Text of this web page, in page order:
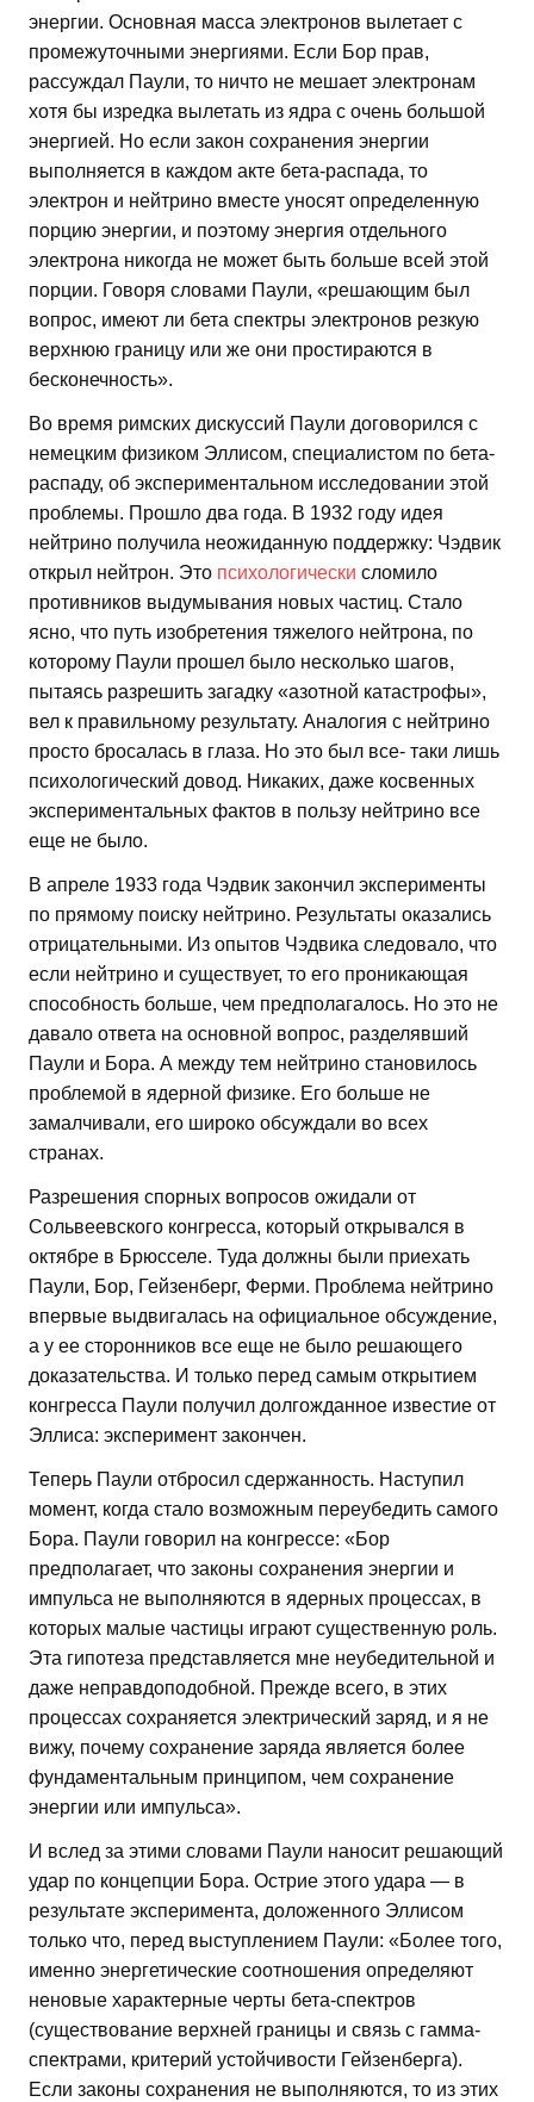
энергии. Основная масса электронов вылетает с
промежуточными энергиями. Если Бор прав,
рассуждал Паули, то ничто не мешает электронам
хотя бы изредка вылетать из ядра с очень большой
энергией. Но если закон сохранения энергии
выполняется в каждом акте бета-распада, то
электрон и нейтрино вместе уносят определенную
порцию энергии, и поэтому энергия отдельного
электрона никогда не может быть больше всей этой
порции. Говоря словами Паули, «решающим был
вопрос, имеют ли бета спектры электронов резкую
верхнюю границу или же они простираются в
бесконечность».
Во время римских дискуссий Паули договорился с
немецким физиком Эллисом, специалистом по бета-
распаду, об экспериментальном исследовании этой
проблемы. Прошло два года. В 1932 году идея
нейтрино получила неожиданную поддержку: Чэдвик
открыл нейтрон. Это психологически сломило
противников выдумывания новых частиц. Стало
ясно, что путь изобретения тяжелого нейтрона, по
которому Паули прошел было несколько шагов,
пытаясь разрешить загадку «азотной катастрофы»,
вел к правильному результату. Аналогия с нейтрино
просто бросалась в глаза. Но это был все- таки лишь
психологический довод. Никаких, даже косвенных
экспериментальных фактов в пользу нейтрино все
еще не было.
В апреле 1933 года Чэдвик закончил эксперименты
по прямому поиску нейтрино. Результаты оказались
отрицательными. Из опытов Чэдвика следовало, что
если нейтрино и существует, то его проникающая
способность больше, чем предполагалось. Но это не
давало ответа на основной вопрос, разделявший
Паули и Бора. А между тем нейтрино становилось
проблемой в ядерной физике. Его больше не
замалчивали, его широко обсуждали во всех
странах.
Разрешения спорных вопросов ожидали от
Сольвеевского конгресса, который открывался в
октябре в Брюсселе. Туда должны были приехать
Паули, Бор, Гейзенберг, Ферми. Проблема нейтрино
впервые выдвигалась на официальное обсуждение,
а у ее сторонников все еще не было решающего
доказательства. И только перед самым открытием
конгресса Паули получил долгожданное известие от
Эллиса: эксперимент закончен.
Теперь Паули отбросил сдержанность. Наступил
момент, когда стало возможным переубедить самого
Бора. Паули говорил на конгрессе: «Бор
предполагает, что законы сохранения энергии и
импульса не выполняются в ядерных процессах, в
которых малые частицы играют существенную роль.
Эта гипотеза представляется мне неубедительной и
даже неправдоподобной. Прежде всего, в этих
процессах сохраняется электрический заряд, и я не
вижу, почему сохранение заряда является более
фундаментальным принципом, чем сохранение
энергии или импульса».
И вслед за этими словами Паули наносит решающий
удар по концепции Бора. Острие этого удара — в
результате эксперимента, доложенного Эллисом
только что, перед выступлением Паули: «Более того,
именно энергетические соотношения определяют
неновые характерные черты бета-спектров
(существование верхней границы и связь с гамма-
спектрами, критерий устойчивости Гейзенберга).
Если законы сохранения не выполняются, то из этих